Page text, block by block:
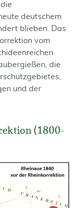
deutschem
blieben. Das
vom
die
und der
(1800-